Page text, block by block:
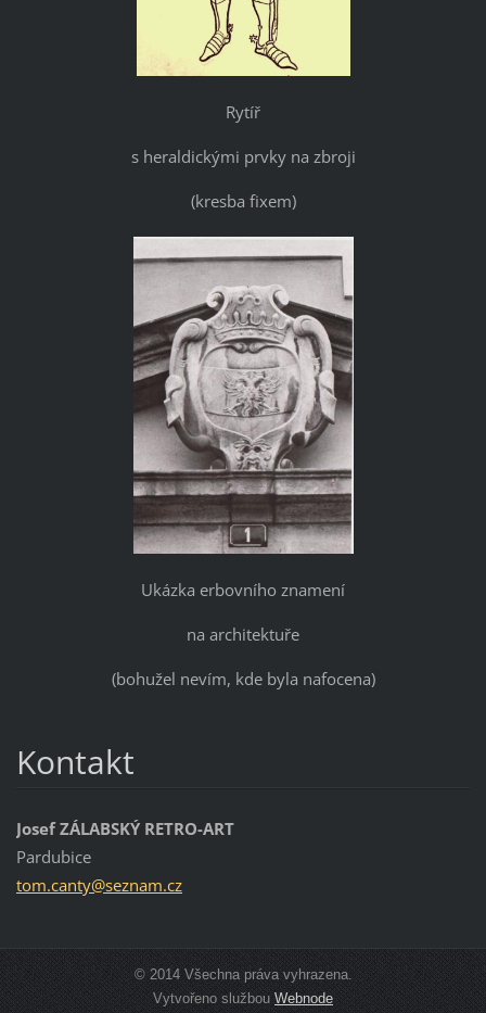
Rytíř
s heraldickými prvky na zbroji
(kresba fixem)
Ukázka erbovního znamení
na architektuře
(bohužel nevím, kde byla nafocena)
Kontakt
Josef ZÁLABSKÝ RETRO-ART
Pardubice
tom.canty@seznam.cz
© 2014 Všechna práva vyhrazena.
Vytvořeno službou Webnode